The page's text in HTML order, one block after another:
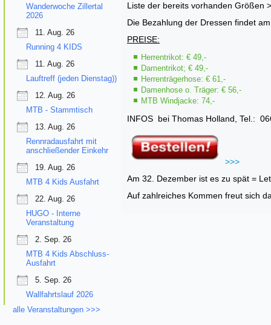
Wanderwoche Zillertal
2026
11. Aug. 26
Running 4 KIDS
11. Aug. 26
Lauftreff (jeden Dienstag))
12. Aug. 26
MTB - Stammtisch
13. Aug. 26
Rennradausfahrt mit
anschließender Einkehr
19. Aug. 26
MTB 4 Kids Ausfahrt
22. Aug. 26
HUGO - Interne
Veranstaltung
2. Sep. 26
MTB 4 Kids Abschluss-
Ausfahrt
5. Sep. 26
Wallfahrtslauf 2026
alle Veranstaltungen >>>
Liste der bereits vorhanden Größen
Die Bezahlung der Dressen findet
PREISE:
Herrentrikot: € 49,-
Damentrikot; € 49,-
Herrenträgerhose: € 61,-
Damenhose o. Träger: € 56,-
MTB Windjacke: 74,-
INFOS bei Thomas Holland, Tel.:
>>>
Am 32. Dezember ist es zu spät =
Auf zahlreiches Kommen freut sich